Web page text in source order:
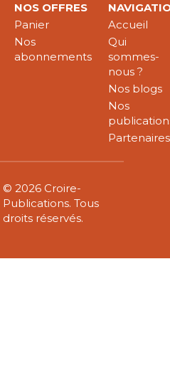
NOS OFFRES
Panier
Nos
abonnements
Accueil
Qui
sommes-
nous ?
Nos blogs
Nos
Partenaires
© 2026 Croire-
Publications. Tous
droits réservés.